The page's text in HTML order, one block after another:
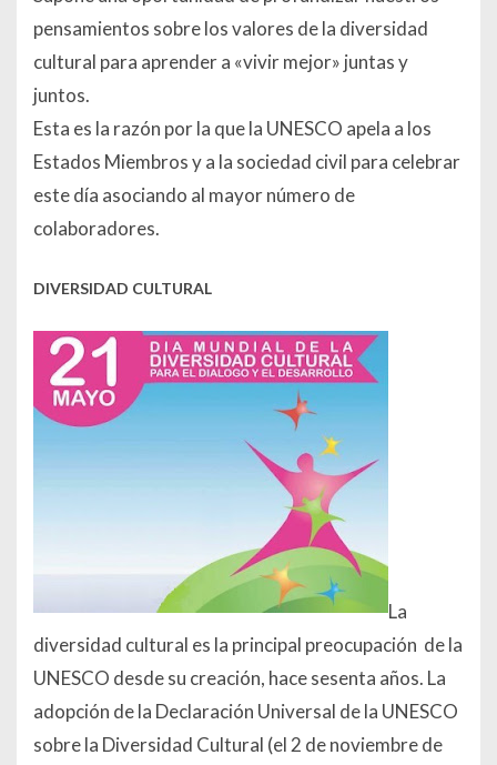
pensamientos sobre los valores de la diversidad
cultural para aprender a «vivir mejor» juntas y
juntos.
Esta es la razón por la que la UNESCO apela a los
Estados Miembros y a la sociedad civil para celebrar
este día asociando al mayor número de
colaboradores.
DIVERSIDAD CULTURAL
La
diversidad cultural es la principal preocupación de la
UNESCO desde su creación, hace sesenta años. La
adopción de la Declaración Universal de la UNESCO
sobre la Diversidad Cultural (el 2 de noviembre de